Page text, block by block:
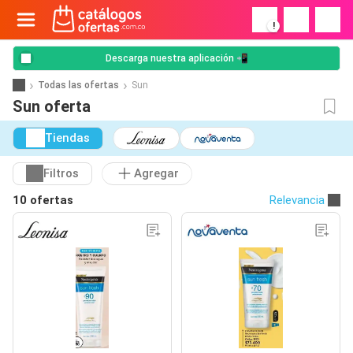
!
Descarga nuestra aplicación 📲
Todas las ofertas Sun
Sun oferta
Tiendas
Filtros
Agregar
10 ofertas
Relevancia